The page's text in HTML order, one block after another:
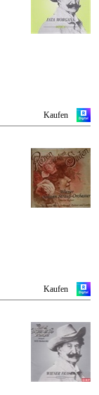
Kaufen
Kaufen